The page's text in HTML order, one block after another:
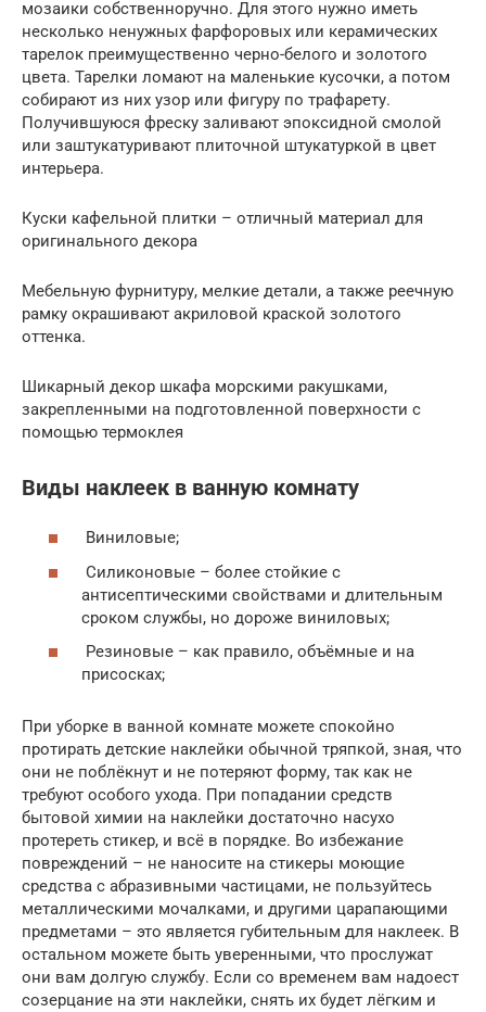
мозаики собственноручно. Для этого нужно иметь
несколько ненужных фарфоровых или керамических
тарелок преимущественно черно-белого и золотого
цвета. Тарелки ломают на маленькие кусочки, а потом
собирают из них узор или фигуру по трафарету.
Получившуюся фреску заливают эпоксидной смолой
или заштукатуривают плиточной штукатуркой в цвет
интерьера.
Куски кафельной плитки – отличный материал для
оригинального декора
Мебельную фурнитуру, мелкие детали, а также реечную
рамку окрашивают акриловой краской золотого
оттенка.
Шикарный декор шкафа морскими ракушками,
закрепленными на подготовленной поверхности с
помощью термоклея
Виды наклеек в ванную комнату
Виниловые;
Силиконовые – более стойкие с
антисептическими свойствами и длительным
сроком службы, но дороже виниловых;
Резиновые – как правило, объёмные и на
присосках;
При уборке в ванной комнате можете спокойно
протирать детские наклейки обычной тряпкой, зная, что
они не поблёкнут и не потеряют форму, так как не
требуют особого ухода. При попадании средств
бытовой химии на наклейки достаточно насухо
протереть стикер, и всё в порядке. Во избежание
повреждений – не наносите на стикеры моющие
средства с абразивными частицами, не пользуйтесь
металлическими мочалками, и другими царапающими
предметами – это является губительным для наклеек. В
остальном можете быть уверенными, что прослужат
они вам долгую службу. Если со временем вам надоест
созерцание на эти наклейки, снять их будет лёгким и